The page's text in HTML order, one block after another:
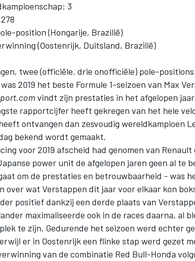
3
position (Hongarije, Brazilië)
(Oostenrijk, Duitsland, Brazilië)
twee (officiële, drie onofficiële) pole-
2019 het beste Formule 1-seizoen van Max
vindt zijn prestaties in het afgelopen
rapportcijfer heeft gekregen van het hele
ontvangen dan zesvoudig wereldkampioen
bekend wordt gemaakt.
voor 2019 afscheid had genomen van Renault
power unit de afgelopen jaren geen al te
om de prestaties en betrouwbaarheid - was
over wat Verstappen dit jaar voor elkaar kon
positief dankzij een derde plaats van
maximaliseerde ook in de races daarna, al
te zijn. Gedurende het seizoen werd echter
er in Oostenrijk een flinke stap werd gezet
van de combinatie Red Bull-Honda